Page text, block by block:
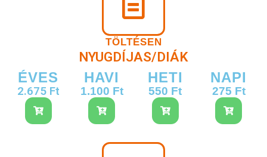
TÖLTÉSEN
NYUGDÍJAS/DIÁK
ÉVES
2.675 Ft
HAVI
1.100 Ft
HETI
550 Ft
NAPI
275 Ft